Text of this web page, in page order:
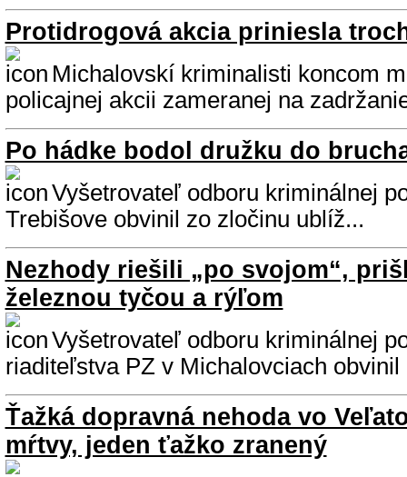
Protidrogová akcia priniesla
Michalovskí kriminalisti koncom
policajnej akcii zameranej na
Po hádke bodol družku do
Vyšetrovateľ odboru kriminálnej
Trebišove obvinil zo zločinu ublíž...
Nezhody riešili „po svojom“,
železnou tyčou a rýľom
Vyšetrovateľ odboru kriminálnej
riaditeľstva PZ v Michalovciach obvinil
Ťažká dopravná nehoda vo
mŕtvy, jeden ťažko zranený